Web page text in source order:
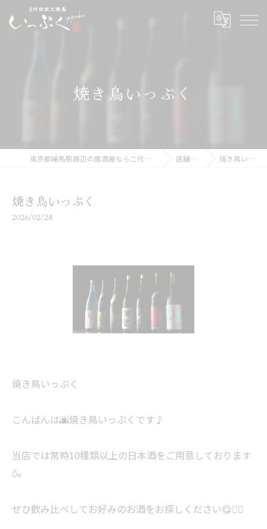
焼き鳥いっぷく
東京都練馬駅周辺の居酒屋なら二代目炭火焼鳥いっぷく 店舗ブログ 焼き鳥いっぷく
焼き鳥いっぷく
2026/02/28
焼き鳥いっぷく
こんばんは🌆焼き鳥いっぷくです♪
当店では常時10種類以上の日本酒をご用意しております
🍶
ぜひ飲み比べしてお好みのお酒をお探しください😋👍🏻